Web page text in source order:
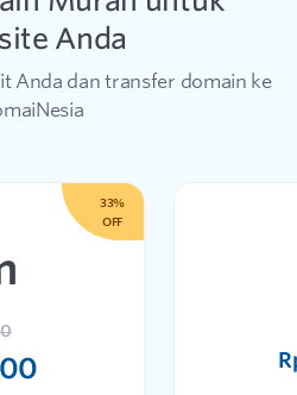
Anda
Anda dan transfer domain ke
33%
OFF